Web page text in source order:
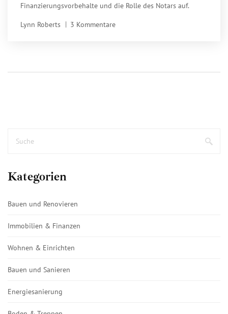
Finanzierungsvorbehalte und die Rolle des Notars auf.
Lynn Roberts 3 Kommentare
Kategorien
Bauen und Renovieren
Immobilien & Finanzen
Wohnen & Einrichten
Bauen und Sanieren
Energiesanierung